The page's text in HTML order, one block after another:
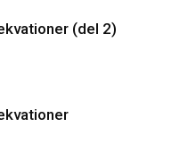
(del 2)